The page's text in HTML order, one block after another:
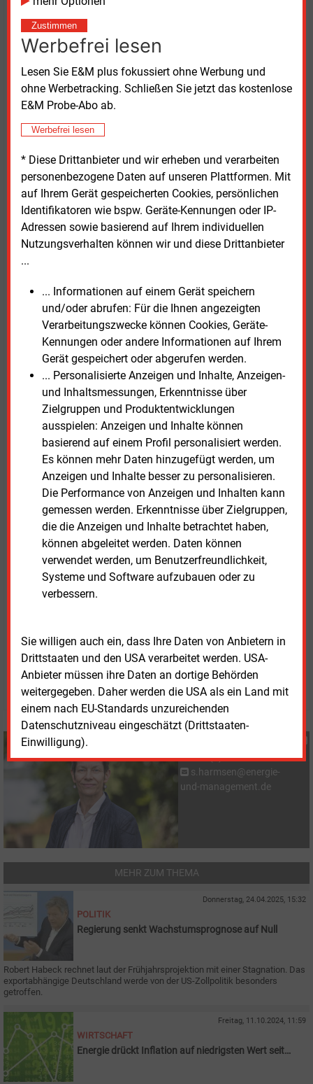
Zustimmen
Werbefrei lesen
Lesen Sie E&M plus fokussiert ohne Werbung und
ohne Werbetracking. Schließen Sie jetzt das kostenlose
E&M Probe-Abo ab.
Werbefrei lesen
* Diese Drittanbieter und wir erheben und verarbeiten
personenbezogene Daten auf unseren Plattformen. Mit
auf Ihrem Gerät gespeicherten Cookies, persönlichen
Identifikatoren wie bspw. Geräte-Kennungen oder IP-
Adressen sowie basierend auf Ihrem individuellen
Nutzungsverhalten können wir und diese Drittanbieter
...
... Informationen auf einem Gerät speichern
und/oder abrufen: Für die Ihnen angezeigten
Verarbeitungszwecke können Cookies, Geräte-
Kennungen oder andere Informationen auf Ihrem
Gerät gespeichert oder abgerufen werden.
... Personalisierte Anzeigen und Inhalte, Anzeigen-
und Inhaltsmessungen, Erkenntnisse über
Zielgruppen und Produktentwicklungen
ausspielen: Anzeigen und Inhalte können
basierend auf einem Profil personalisiert werden.
Es können mehr Daten hinzugefügt werden, um
Anzeigen und Inhalte besser zu personalisieren.
Die Performance von Anzeigen und Inhalten kann
gemessen werden. Erkenntnisse über Zielgruppen,
die die Anzeigen und Inhalte betrachtet haben,
können abgeleitet werden. Daten können
verwendet werden, um Benutzerfreundlichkeit,
Systeme und Software aufzubauen oder zu
verbessern.
Sie willigen auch ein, dass Ihre Daten von Anbietern in
Drittstaaten und den USA verarbeitet werden. USA-
Anbieter müssen ihre Daten an dortige Behörden
weitergegeben. Daher werden die USA als ein Land mit
einem nach EU-Standards unzureichenden
Datenschutzniveau eingeschätzt (Drittstaaten-
Einwilligung).
leichten Anstieg der Arbeitslosenzahl. Dies könne
aber auch als Chance für den Strukturwandel
Arbeitskräfte anwerben können, die in alten
freigesetzt werden, sagte Oliver Holtemöller vom
Leibniz-Institut für Wirtschaftsforschung Halle (IWH).
Damit wandte er sich auch dagegen, dem
auf die Beine zu helfen. Dieses Geld solle besser in
zukunftsfähige Branchen fließen. Für arbeitslose
Mitarbeiter griffen die Sozialsysteme.
Politische Unsicherheit dämpft Wirtschaft
Als ein weiteres Risiko nennen die Institute einen
„weiteren deutlichen Anstieg der politischen
Unsicherheit“. Obwohl die Bundesregierung einen
Haushaltsentwurf für das Jahr 2025 verabschiedet
habe, bleibe die Sorge über eine mögliche
Handlungsunfähigkeit der Regierungskoalition, heißt
es mit Blick auf viele Streitigkeiten in der Ampel-
Koalition. Zwar biete die „Wachstumsinitiative“ einige
gute Ansätze. Diese seien aber noch längst nicht
umgesetzt. Die Initiative trage nicht dazu bei, dass
die Wirtschaftspolitik für Haushalte und
Unternehmen klarer und vorhersehbarer werde.
Die Inflationsrate ist im August auf den niedrigsten
Stand seit mehr als drei Jahren zurückgegangen und
wird im Prognosezeitraum voraussichtlich in der
Nähe des Inflationsziels der Europäischen
Zentralbank (EZB) von zwei Prozent liegen.
Langfassung der Herbstprognose 2024
Donnerstag, 26.09.2024, 12:35 Uhr
Susanne Harmsen
+49 (0) 151 28207503
s.harmsen@energie-
und-management.de
MEHR ZUM THEMA
Donnerstag, 24.04.2025, 15:32
POLITIK
Regierung senkt Wachstumsprognose auf Null
Robert Habeck rechnet laut der Frühjahrsprojektion mit einer Stagnation. Das
exportabhängige Deutschland werde von der US-Zollpolitik besonders
getroffen.
Freitag, 11.10.2024, 11:59
WIRTSCHAFT
Energie drückt Inflation auf niedrigsten Wert seit